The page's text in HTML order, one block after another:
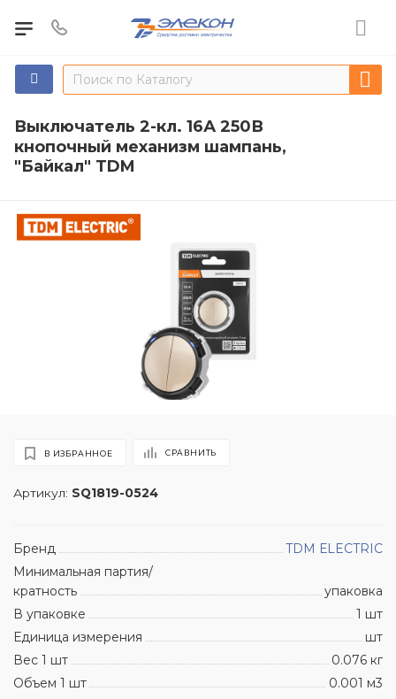
Выключатель 2-кл. 16А 250В
кнопочный механизм шампань,
"Байкал" TDM
Артикул: SQ1819-0524
В ИЗБРАННОЕ СРАВНИТЬ
Бренд
TDM ЕLECTRIC
Минимальная партия/
кратность
упаковка
В упаковке
1 шт
Единица измерения
шт
Вес 1 шт
0.076 кг
Объем 1 шт
0.001 м3